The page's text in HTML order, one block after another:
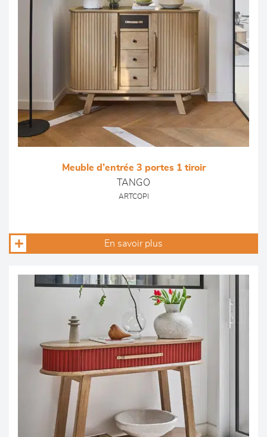
Meuble d’entrée 3 portes 1 tiroir
TANGO
ARTCOPI
En savoir plus